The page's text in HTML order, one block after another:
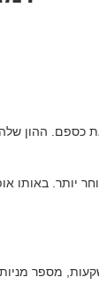
ההון
מספר מניות